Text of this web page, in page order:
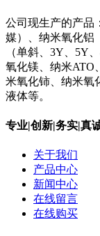
公司现生产的产品
媒）、纳米氧化铝
（单斜、3Y、5Y
氧化镁、纳米ATO
米氧化铈、纳米氧
液体等。
专业|创新|务实|真
关于我们
产品中心
新闻中心
在线留言
在线购买